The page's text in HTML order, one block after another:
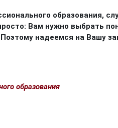
образования,
Вам нужно выбрать
надеемся на Вашу
образования